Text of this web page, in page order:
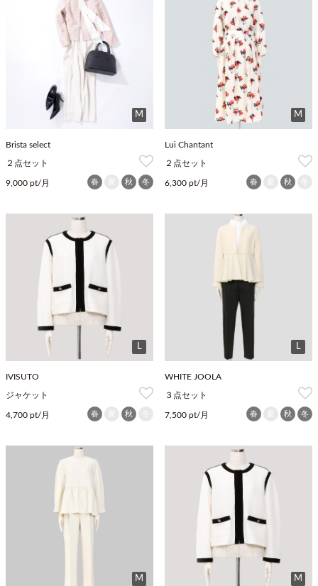
M
Brista select
２点セット
9,000 pt/月 春 秋 冬
M
Lui Chantant
２点セット
6,300 pt/月 春 秋
L
IVISUTO
ジャケット
4,700 pt/月 春 秋
L
WHITE JOOLA
３点セット
7,500 pt/月 春 秋 冬
M M